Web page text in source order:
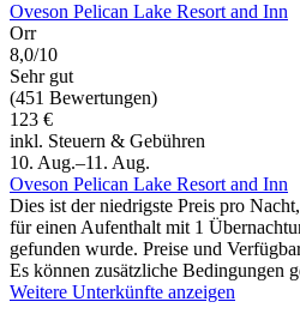
Oveson Pelican Lake Resort and Inn
Orr
8,0/10
Sehr gut
(451 Bewertungen)
123 €
inkl. Steuern & Gebühren
10. Aug.–11. Aug.
Oveson Pelican Lake Resort and Inn
Dies ist der niedrigste Preis pro
für einen Aufenthalt mit 1
gefunden wurde. Preise und
Es können zusätzliche Bedingungen
Weitere Unterkünfte anzeigen